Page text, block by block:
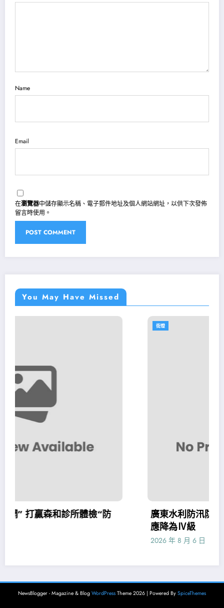
Name
Email
在瀏覽器中儲存顯示名稱、電子郵件地址及個人網站網址，以供下次發佈
留言時使用。
You May Have Missed
檢“防
廣東水利防汛防臺風應急響JIUYI俱意
NewsBlogger - Magazine & Blog WordPress Theme 2026 | Powered By SpiceThemes